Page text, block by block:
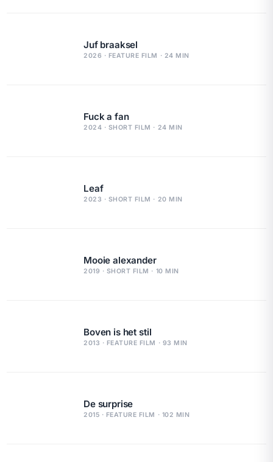
Juf braaksel
2026 · FEATURE FILM · 24 MIN
Fuck a fan
2024 · SHORT FILM · 24 MIN
Leaf
2023 · SHORT FILM · 20 MIN
Mooie alexander
2019 · SHORT FILM · 10 MIN
Boven is het stil
2013 · FEATURE FILM · 93 MIN
De surprise
2015 · FEATURE FILM · 102 MIN